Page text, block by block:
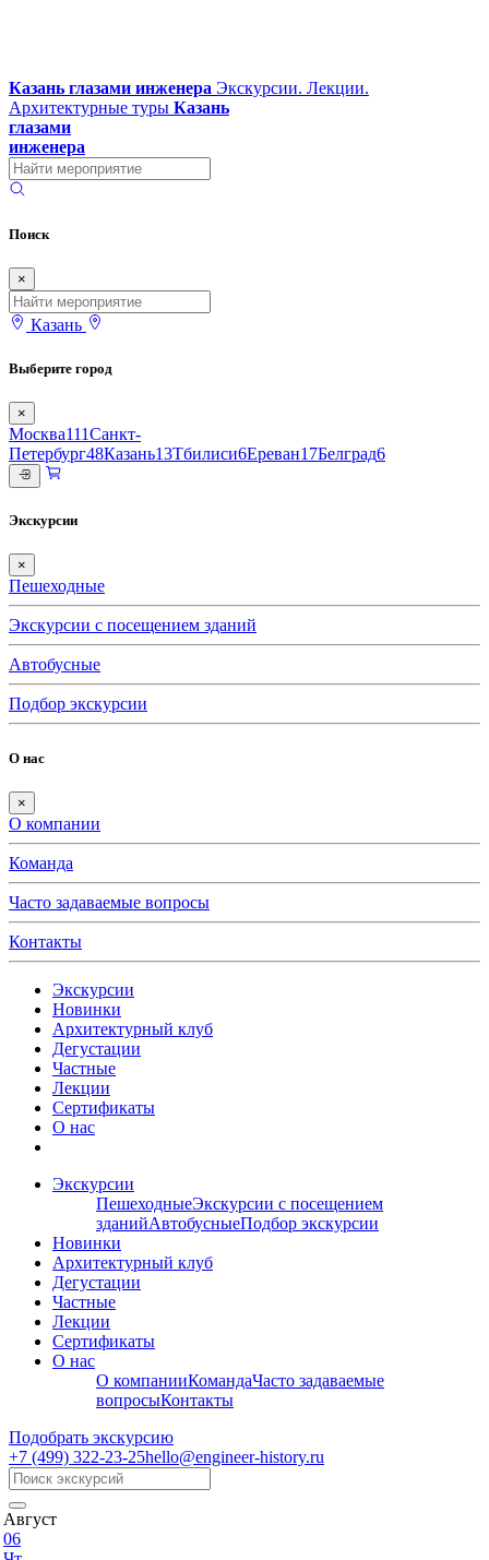
Казань глазами инженера Экскурсии. Лекции.
Архитектурные туры Казань
глазами
инженера
Поиск
×
Казань
Выберите город
×
Москва111Санкт-
Петербург48Казань13Тбилиси6Ереван17Белград6
Экскурсии
×
Пешеходные
Экскурсии с посещением зданий
Автобусные
Подбор экскурсии
О нас
×
О компании
Команда
Часто задаваемые вопросы
Контакты
Экскурсии
Новинки
Архитектурный клуб
Дегустации
Частные
Лекции
Сертификаты
О нас
Экскурсии
ПешеходныеЭкскурсии с посещением
зданийАвтобусныеПодбор экскурсии
Новинки
Архитектурный клуб
Дегустации
Частные
Лекции
Сертификаты
О нас
О компанииКомандаЧасто задаваемые
вопросыКонтакты
Подобрать экскурсию
+7 (499) 322-23-25hello@engineer-history.ru
Август
06